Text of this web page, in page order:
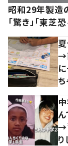
昭和29年製造
「驚き」「東芝
→